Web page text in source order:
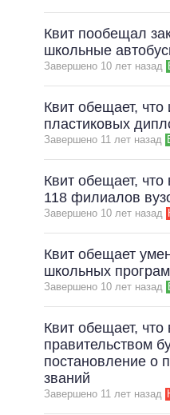
Квит пообещал
школьные
Завершено 10 лет назад
Квит обещает, что
пластиковых
Завершено 11 лет назад
Квит обещает,
118 филиалов
Завершено 10 лет назад
Квит обещает
школьных
Завершено 10 лет назад
Квит обещает, что
правительством
постановление о
званий
Завершено 11 лет назад